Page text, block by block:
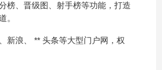
榜、晋级图、射手榜等功能，打造
。
新浪、 ** 头条等大型门户网，权